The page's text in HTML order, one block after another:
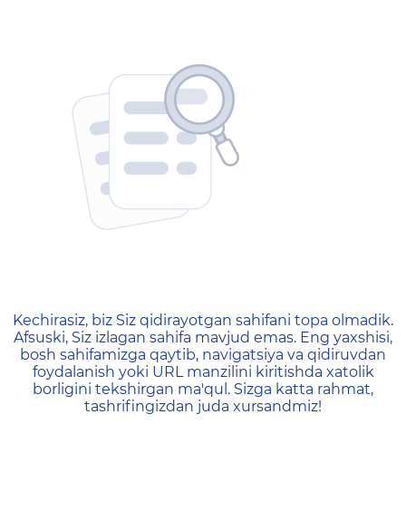
404 — Страница не
Kechirasiz, biz Siz qidirayotgan sahifani topa olmadik.
Afsuski, Siz izlagan sahifa mavjud emas. Eng yaxshisi,
bosh sahifamizga qaytib, navigatsiya va qidiruvdan
foydalanish yoki URL manzilini kiritishda xatolik
borligini tekshirgan ma'qul. Sizga katta rahmat,
tashrifingizdan juda xursandmiz!